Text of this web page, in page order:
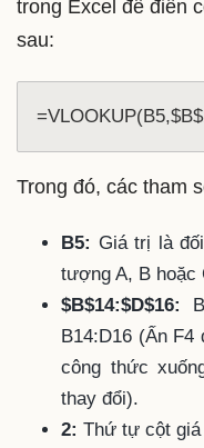
trong Excel để điền
sau:
Trong đó, các tham
B5: Giá trị là
tượng A, B hoặc
$B$14:$D$16:
B14:D16 (Ấn
công thức
thay đổi).
2: Thứ tự cột